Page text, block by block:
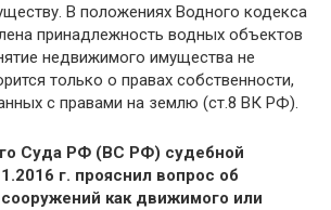
В положениях Водного кодекса
принадлежность водных объектов
недвижимого имущества не
только о правах собственности,
с правами на землю (ст.8 ВК РФ).
Суда РФ (ВС РФ) судебной
г. прояснил вопрос об
как движимого или